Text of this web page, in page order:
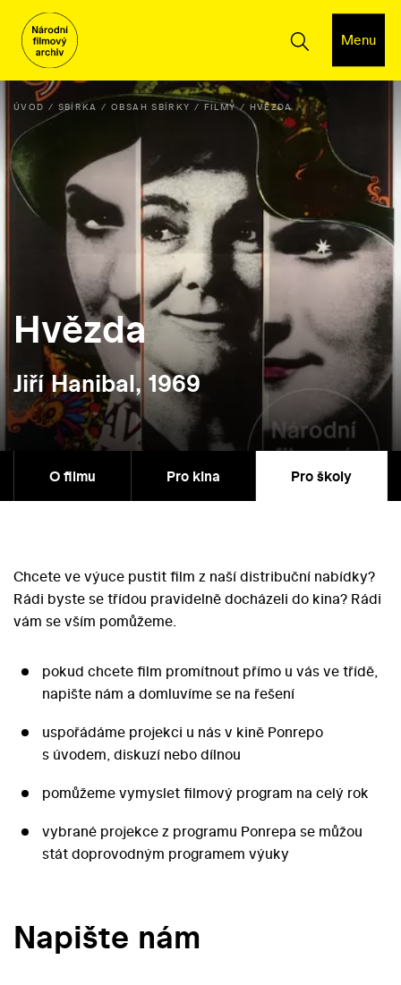
Menu
ÚVOD SBÍRKA OBSAH SBÍRKY FILMY HVĚZDA
Hvězda
Jiří Hanibal, 1969
O filmu Pro kina Pro školy
Chcete ve výuce pustit film z naší distribuční nabídky?
Rádi byste se třídou pravidelně docházeli do kina? Rádi
vám se vším pomůžeme.
pokud chcete film promítnout přímo u vás ve třídě,
napište nám a domluvíme se na řešení
uspořádáme projekci u nás v kině Ponrepo
s úvodem, diskuzí nebo dílnou
pomůžeme vymyslet filmový program na celý rok
vybrané projekce z programu Ponrepa se můžou
stát doprovodným programem výuky
Napište nám